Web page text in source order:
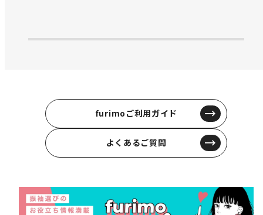
furimoご利用ガイド
よくあるご質問